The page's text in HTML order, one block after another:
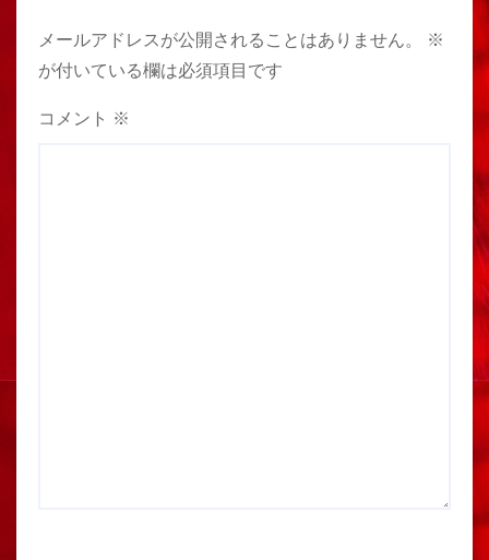
メールアドレスが公開されることはありません。
※
が付いている欄は必須項目です
コメント ※